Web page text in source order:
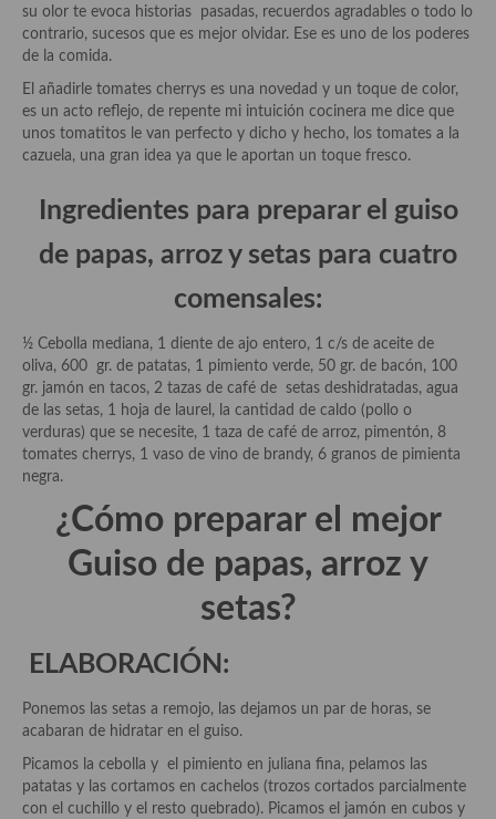
Viajes eno-gastro-turísticos
Las opiniones de la «Cocinera»
Prensa
Recetas
Acompañamientos
Aderezos, salsas, vinagretas, especias, hierbas aromáticas o
aditivos
Especias, mezclas de especias
Hierbas aromáticas
Mojos y pastas
Adobos
Aperitivos
Bebidas
Bocadillos, hamburguesas, sándwich, emparedados, tostas y
su olor te evoca historias pasadas, recuerdos agradables o todo lo
contrario, sucesos que es mejor olvidar. Ese es uno de los poderes
de la comida.
El añadirle tomates cherrys es una novedad y un toque de color,
es un acto reflejo, de repente mi intuición cocinera me dice que
unos tomatitos le van perfecto y dicho y hecho, los tomates a la
cazuela, una gran idea ya que le aportan un toque fresco.
Ingredientes para preparar el guiso
de papas, arroz y setas para cuatro
comensales:
½ Cebolla mediana, 1 diente de ajo entero, 1 c/s de aceite de
oliva, 600 gr. de patatas, 1 pimiento verde, 50 gr. de bacón, 100
gr. jamón en tacos, 2 tazas de café de setas deshidratadas, agua
de las setas, 1 hoja de laurel, la cantidad de caldo (pollo o
verduras) que se necesite, 1 taza de café de arroz, pimentón, 8
tomates cherrys, 1 vaso de vino de brandy, 6 granos de pimienta
negra.
¿Cómo preparar el mejor
Guiso de papas, arroz y
setas?
ELABORACIÓN:
Ponemos las setas a remojo, las dejamos un par de horas, se
acabaran de hidratar en el guiso.
Picamos la cebolla y el pimiento en juliana fina, pelamos las
patatas y las cortamos en cachelos (trozos cortados parcialmente
con el cuchillo y el resto quebrado). Picamos el jamón en cubos y